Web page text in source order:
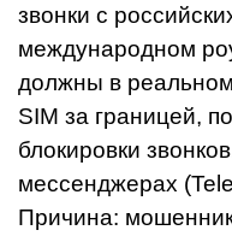
звонки с
международном
должны в
SIM за границей,
блокировки
мессенджерах
Причина: